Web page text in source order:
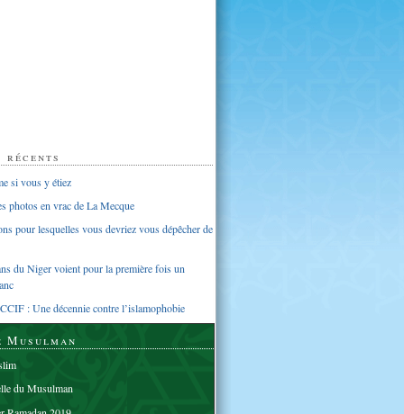
si vous y étiez
photos en vrac de La Mecque
pour lesquelles vous devriez vous dépêcher de
du Niger voient pour la première fois un
: Une décennie contre l’islamophobie
Musulman
du Musulman